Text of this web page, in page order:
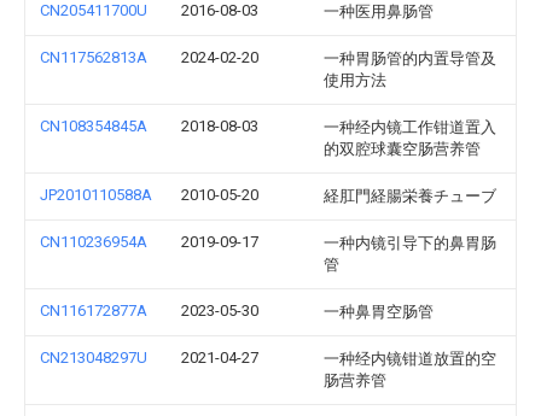
CN205411700U 2016-08-03 一种医用鼻肠管
CN117562813A 2024-02-20
一种胃肠管的内置导管及
使用方法
CN108354845A 2018-08-03
一种经内镜工作钳道置入
的双腔球囊空肠营养管
JP2010110588A 2010-05-20 経肛門経腸栄養チューブ
CN110236954A 2019-09-17
一种内镜引导下的鼻胃肠
管
CN116172877A 2023-05-30 一种鼻胃空肠管
CN213048297U 2021-04-27
一种经内镜钳道放置的空
肠营养管